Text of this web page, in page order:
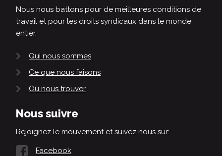
Nous nous battons pour de meilleures conditions de
travail et pour les droits syndicaux dans le monde
entier.
Qui nous sommes
Ce que nous faisons
Où nous trouver
Nous suivre
Rejoignez le mouvement et suivez nous sur:
Facebook